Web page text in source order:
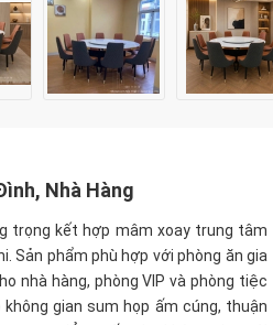
Nhà Hàng
trọng kết hợp mâm xoay trung tâm
Sản phẩm phù hợp với phòng ăn gia
nhà hàng, phòng VIP và phòng tiệc
gian sum họp ấm cúng, thuận